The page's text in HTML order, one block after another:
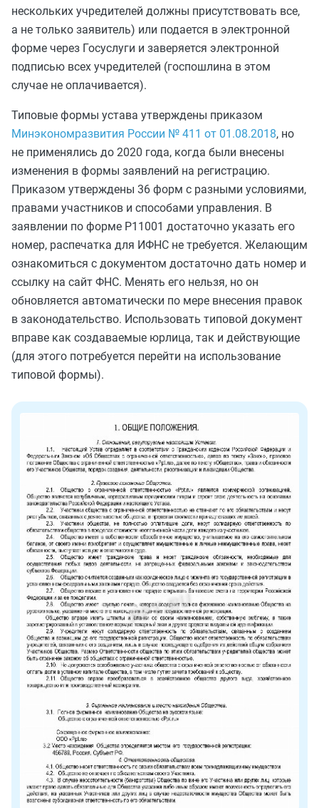
нескольких учредителей должны присутствовать все,
а не только заявитель) или подается в электронной
форме через Госуслуги и заверяется электронной
подписью всех учредителей (госпошлина в этом
случае не оплачивается).
Типовые формы устава утверждены приказом
Минэкономразвития России № 411 от 01.08.2018, но
не применялись до 2020 года, когда были внесены
изменения в формы заявлений на регистрацию.
Приказом утверждены 36 форм с разными условиями,
правами участников и способами управления. В
заявлении по форме Р11001 достаточно указать его
номер, распечатка для ИФНС не требуется. Желающим
ознакомиться с документом достаточно дать номер и
ссылку на сайт ФНС. Менять его нельзя, но он
обновляется автоматически по мере внесения правок
в законодательство. Использовать типовой документ
вправе как создаваемые юрлица, так и действующие
(для этого потребуется перейти на использование
типовой формы).